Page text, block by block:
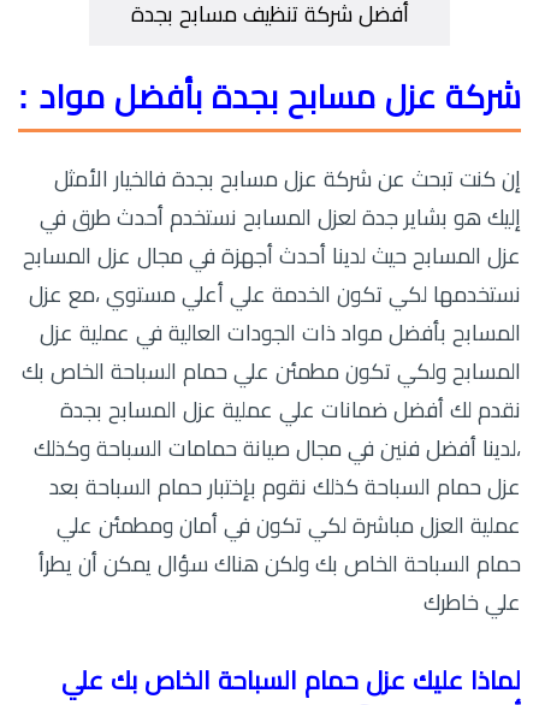
أفضل شركة تنظيف مسابح بجدة
شركة عزل مسابح بجدة بأفضل مواد :
إن كنت تبحث عن شركة عزل مسابح بجدة فالخيار الأمثل
إليك هو بشاير جدة لعزل المسابح نستخدم أحدث طرق في
عزل المسابح حيث لدينا أحدث أجهزة في مجال عزل المسابح
نستخدمها لكي تكون الخدمة علي أعلي مستوي ،مع عزل
المسابح بأفضل مواد ذات الجودات العالية في عملية عزل
المسابح ولكي تكون مطمئن علي حمام السباحة الخاص بك
نقدم لك أفضل ضمانات علي عملية عزل المسابح بجدة
،لدينا أفضل فنين في مجال صيانة حمامات السباحة وكذلك
عزل حمام السباحة كذلك نقوم بإختبار حمام السباحة بعد
عملية العزل مباشرة لكي تكون في أمان ومطمئن علي
حمام السباحة الخاص بك ولكن هناك سؤال يمكن أن يطرأ
علي خاطرك
لماذا عليك عزل حمام السباحة الخاص بك علي